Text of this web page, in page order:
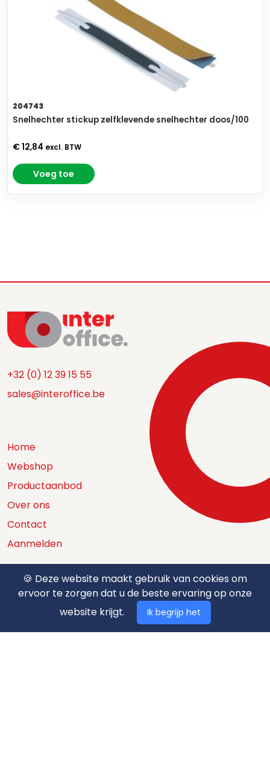
204743
Snelhechter stickup zelfklevende snelhechter doos/100
€ 12,84 excl. BTW
Voeg toe
+32 (0) 12 39 15 55
sales@interoffice.be
Home
Webshop
Productaanbod
Over ons
Contact
Aanmelden
Catalogus
Nuttige documenten
Privacy policy
🍪 Deze website maakt gebruik van cookies om
ervoor te zorgen dat u de beste ervaring op onze
website krijgt.
Ik begrijp het